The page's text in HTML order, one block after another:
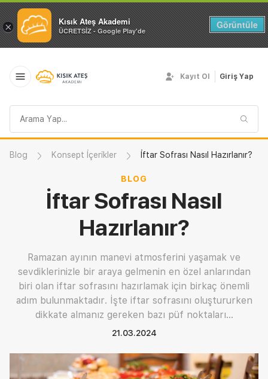
× Kısık Ateş Akademi
ÜCRETSİZ - Google Play'de
Görüntüle
sorgusu
Kayıt Ol Giriş Yap
Blog Konsept İçerikler İftar Sofrası Nasıl Hazırlanır?
BLOG
İftar Sofrası Nasıl
Hazırlanır?
Ramazan ayının manevi atmosferini yaşamak ve
sevdiklerinizle bir araya gelmenin en özel anlarından
biri olan iftar sofrasını hazırlamak için birkaç önemli
adım bulunmaktadır. İşte iftar sofrasını oluştururken
dikkate almanız gereken bazı püf noktaları…
21.03.2024